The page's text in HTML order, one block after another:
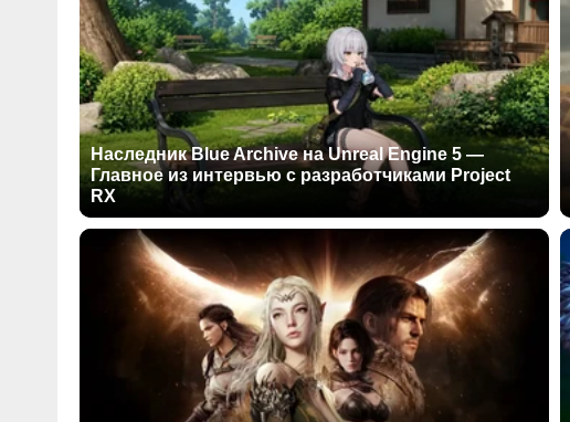
Наследник Blue Archive на Unreal Engine 5 —
Главное из интервью с разработчиками Project
RX